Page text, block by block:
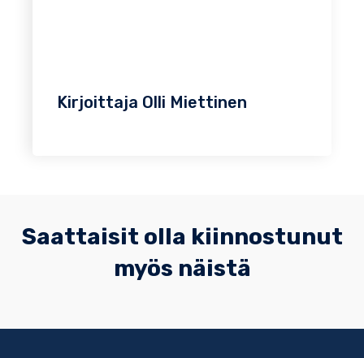
Kirjoittaja Olli Miettinen
Saattaisit olla kiinnostunut
myös näistä